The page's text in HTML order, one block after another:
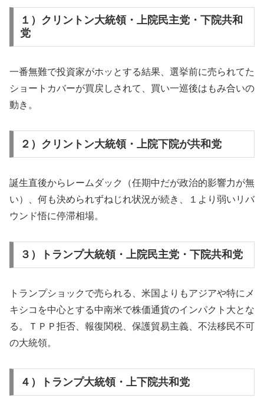
１）クリントン大統領・上院民主党・下院共和
党
一番無難で投資家がホッとする結果、選挙前に売られてた
ショートカバーが買戻しされて、買い一巡後はもみ合いの
動き。
２）クリントン大統領・上院下院が共和党
誕生直後からレームダック（任期中だが政治的影響力が無
い）、何も決められずねじれ状況が続き、１より弱いリバ
ウンド悟に停滞相場。
３）トランプ大統領・上院民主党・下院共和党
トランプショックで売られる、米国よりもアジアや特にメ
キシコを中心とする中南米で株価通貨のインパクト大とな
る。ＴＰＰ拒否、報復関税、保護貿易主義、不法移民不可
の大統領。
４）トランプ大統領・上下院共和党